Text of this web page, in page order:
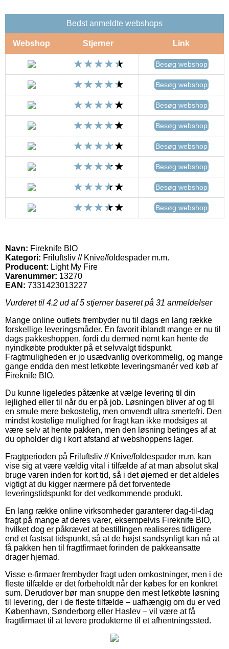
Bedst anmeldte webshops
Webshop Stjerner Link
Besøg webshop
Besøg webshop
Besøg webshop
Besøg webshop
Besøg webshop
Besøg webshop
Besøg webshop
Besøg webshop
Navn: Fireknife BIO
Kategori: Friluftsliv // Knive/foldespader m.m.
Producent: Light My Fire
Varenummer: 13270
EAN: 7331423013227
Vurderet til 4.2 ud af 5 stjerner baseret på 31 anmeldelser
Mange online outlets frembyder nu til dags en lang række
forskellige leveringsmåder. En favorit iblandt mange er nu til
dags pakkeshoppen, fordi du dermed nemt kan hente de
nyindkøbte produkter på et selvvalgt tidspunkt.
Fragtmuligheden er jo usædvanlig overkommelig, og mange
gange endda den mest letkøbte leveringsmanér ved køb af
Fireknife BIO.
Du kunne ligeledes påtænke at vælge levering til din
lejlighed eller til når du er på job. Løsningen bliver af og til
en smule mere bekostelig, men omvendt ultra smertefri. Den
mindst kostelige mulighed for fragt kan ikke modsiges at
være selv at hente pakken, men den løsning betinges af at
du opholder dig i kort afstand af webshoppens lager.
Fragtperioden på Friluftsliv // Knive/foldespader m.m. kan
vise sig at være vældig vital i tilfælde af at man absolut skal
bruge varen inden for kort tid, så i det øjemed er det aldeles
vigtigt at du kigger nærmere på det forventede
leveringstidspunkt for det vedkommende produkt.
En lang række online virksomheder garanterer dag-til-dag
fragt på mange af deres varer, eksempelvis Fireknife BIO,
hvilket dog er påkrævet at bestillingen realiseres tidligere
end et fastsat tidspunkt, så at de højst sandsynligt kan nå at
få pakken hen til fragtfirmaet forinden de pakkeansatte
drager hjemad.
Visse e-firmaer frembyder fragt uden omkostninger, men i de
fleste tilfælde er det forbeholdt når der købes for en konkret
sum. Derudover bør man snuppe den mest letkøbte løsning
til levering, der i de fleste tilfælde – uafhængig om du er ved
København, Sønderborg eller Haslev – vil være at få
fragtfirmaet til at levere produkterne til et afhentningssted.